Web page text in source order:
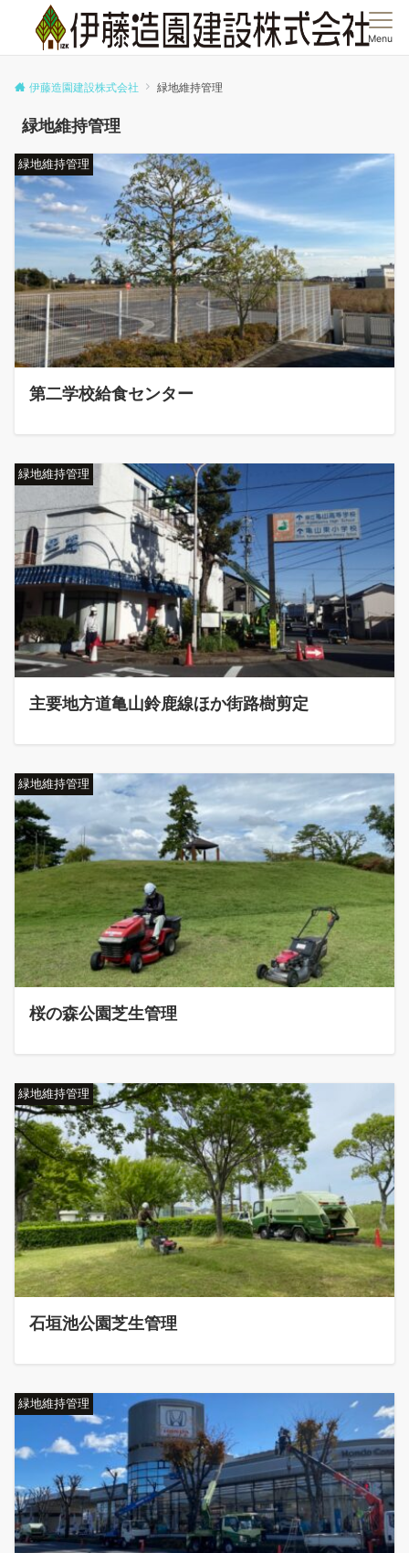
Menu
伊藤造園建設株式会社 緑地維持管理
緑地維持管理
緑地維持管理
第二学校給食センター
緑地維持管理
主要地方道亀山鈴鹿線ほか街路樹剪定
緑地維持管理
桜の森公園芝生管理
緑地維持管理
石垣池公園芝生管理
緑地維持管理